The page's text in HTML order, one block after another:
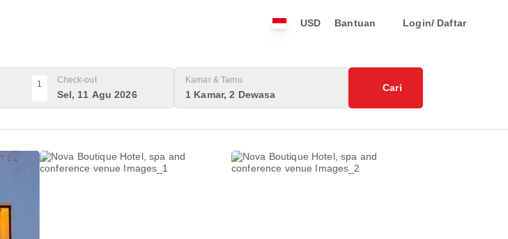
USD Bantuan Login/ Daftar
1 Check-out
Sel, 11 Agu 2026
Kamar & Tamu
1 Kamar, 2 Dewasa
Cari